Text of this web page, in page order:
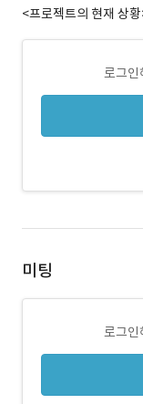
<프로젝트의 현재 상
로그인
미팅
로그인